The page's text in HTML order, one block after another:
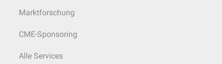
Marktforschung
CME-Sponsoring
Alle Services